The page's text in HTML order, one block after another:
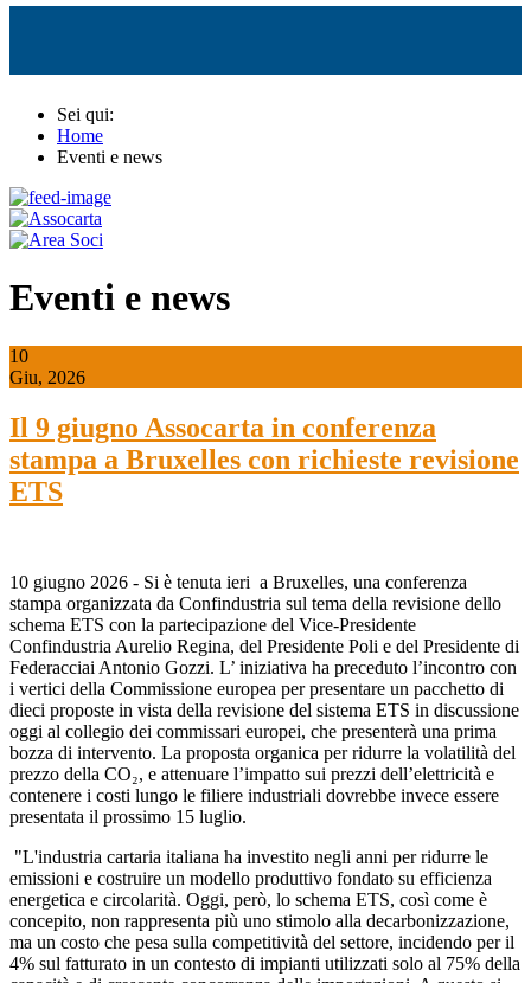
Sei qui:
Home
Eventi e news
Eventi e news
10
Giu, 2026
Il 9 giugno Assocarta in conferenza
stampa a Bruxelles con richieste revisione
ETS
10 giugno 2026 - Si è tenuta ieri a Bruxelles, una conferenza
stampa organizzata da Confindustria sul tema della revisione dello
schema ETS con la partecipazione del Vice-Presidente
Confindustria Aurelio Regina, del Presidente Poli e del Presidente di
Federacciai Antonio Gozzi. L’ iniziativa ha preceduto l’incontro con
i vertici della Commissione europea per presentare un pacchetto di
dieci proposte in vista della revisione del sistema ETS in discussione
oggi al collegio dei commissari europei, che presenterà una prima
bozza di intervento. La proposta organica per ridurre la volatilità del
prezzo della CO₂, e attenuare l’impatto sui prezzi dell’elettricità e
contenere i costi lungo le filiere industriali dovrebbe invece essere
presentata il prossimo 15 luglio.
"L'industria cartaria italiana ha investito negli anni per ridurre le
emissioni e costruire un modello produttivo fondato su efficienza
energetica e circolarità. Oggi, però, lo schema ETS, così come è
concepito, non rappresenta più uno stimolo alla decarbonizzazione,
ma un costo che pesa sulla competitività del settore, incidendo per il
4% sul fatturato in un contesto di impianti utilizzati solo al 75% della